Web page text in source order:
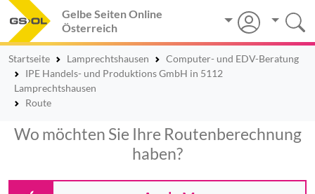
Gelbe Seiten Online
Österreich
Startseite Lamprechtshausen
Computer- und EDV-Beratung
IPE Handels- und Produktions GmbH in 5112
Lamprechtshausen
Route
Wo möchten Sie Ihre Routenberechnung
haben?